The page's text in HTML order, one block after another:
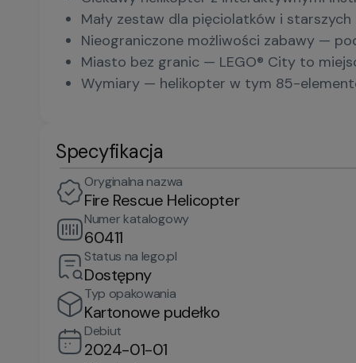
Mały zestaw dla pięciolatków i
Nieograniczone możliwości zabawy —
Miasto bez granic — LEGO® City to
Wymiary — helikopter w tym 85-
Specyfikacja
Oryginalna nazwa
Fire Rescue Helicopter
Numer katalogowy
60411
Status na lego.pl
Dostępny
Typ opakowania
Kartonowe pudełko
Debiut
2024-01-01